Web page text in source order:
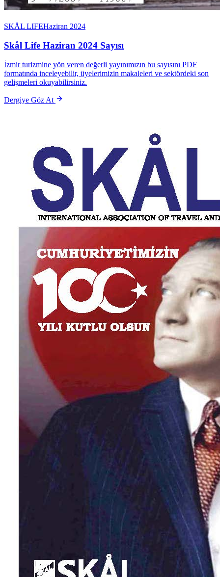
SKÅL LIFEHaziran 2024
Skål Life Haziran 2024 Sayısı
İzmir turizmine yön veren değerli yayınımızın bu sayısını PDF
formatında inceleyebilir, üyelerimizin makaleleri ve sektördeki son
gelişmeleri okuyabilirsiniz.
Dergiye Göz At